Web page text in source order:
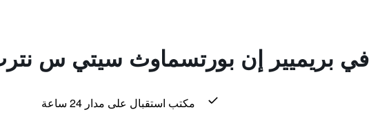
في بريميير إن بورتسماوث سيتي س
مكتب استقبال على مدار 24 ساعة